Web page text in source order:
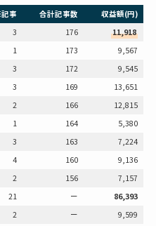
事 合計記事数
収益額(円)
3 176
11,918
1 173
9,567
3 172
9,545
3 169
13,651
2 166
12,815
1 164
5,380
3 163
7,224
4 160
9,136
2 156
7,157
21 ー
86,393
2 ー
9,599